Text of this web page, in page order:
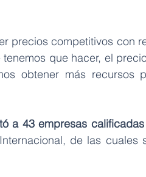
precios competitivos con
que hacer, el
obtener más recursos
a 43 empresas calificadas
de las cuales